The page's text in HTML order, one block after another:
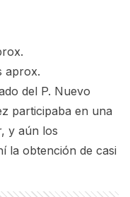
aprox.
del P. Nuevo
participaba en una
y aún los
la obtención de casi